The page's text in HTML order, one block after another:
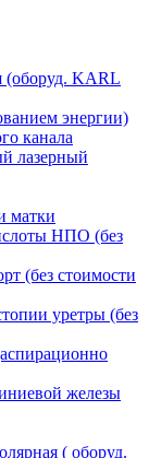
(оборуд. KARL
энергии)
канала
лазерный
матки
НПО (без
(без стоимости
уретры (без
железы
( оборуд.